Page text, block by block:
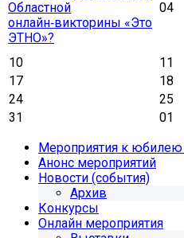
Областной
онлайн‑викторины «Это
ЭТНО»?
04
10 11
17
18
24
25
31
01
Мероприятия к юбилею
Анонс мероприятий
Новости (события)
Архив
Конкурсы
Онлайн мероприятия